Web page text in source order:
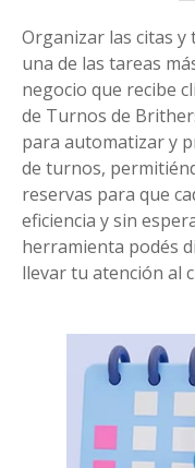
Organizar las citas
una de las tareas
negocio que recibe
de Turnos de
para automatizar y
de turnos,
reservas para que
eficiencia y sin
herramienta podés
llevar tu atención al